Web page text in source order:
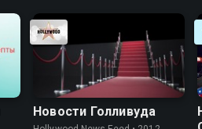
Новости Голливуда